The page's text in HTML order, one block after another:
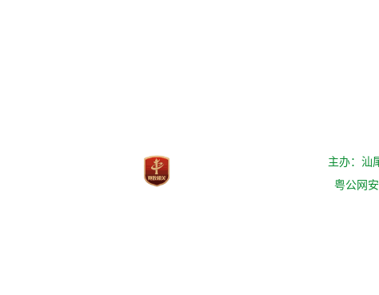
主办：汕
粤公网